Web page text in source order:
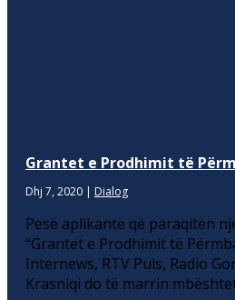
Grantet e Prodhimit të
Dhj 7, 2020 | Dialog
Pesë aplikantë që paraqitën
“Grantet e Prodhimit të
Internews, RTV Puls, Radio
Krasniqi do të marrin